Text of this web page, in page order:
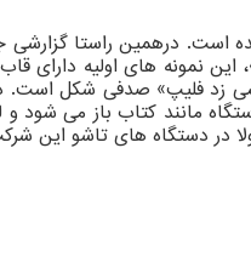
است. درهمین راستا
نمونه های اولیه دارای
زد فلیپ» صدفی شکل
مانند کتاب باز می شود
در دستگاه های تاشو این